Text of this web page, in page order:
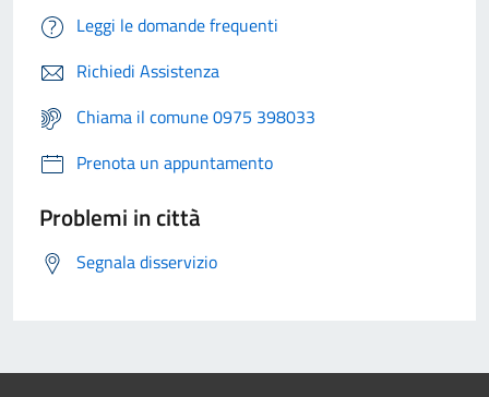
Leggi le domande frequenti
Richiedi Assistenza
Chiama il comune 0975 398033
Prenota un appuntamento
Problemi in città
Segnala disservizio